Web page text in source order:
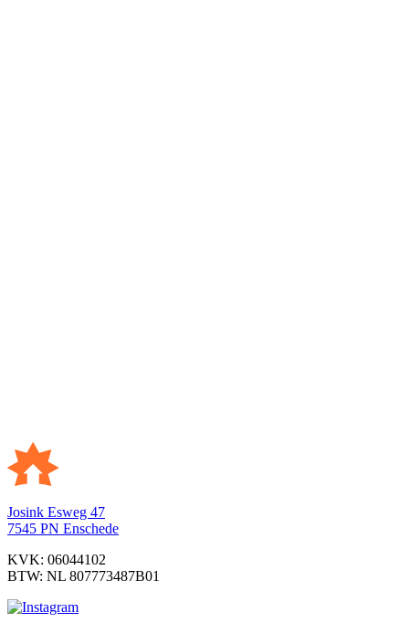
Josink Esweg 47
7545 PN Enschede
KVK: 06044102
BTW: NL 807773487B01